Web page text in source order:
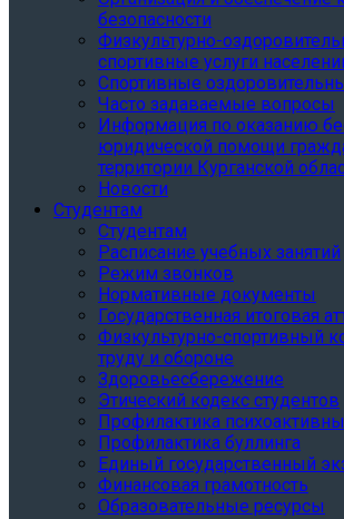
безопасности
Физкультурно-
спортивные услуги
Спортивные
Часто задаваемые вопросы
Информация по оказанию
юридической помощи
территории Курганской
Новости
Студентам
Студентам
Расписание учебных занятий
Режим звонков
Нормативные документы
Государственная итоговая
Физкультурно-спортивный
труду и обороне
Здоровьесбережение
Этический кодекс студентов
Профилактика
Профилактика буллинга
Единый государственный
Финансовая грамотность
Образовательные ресурсы